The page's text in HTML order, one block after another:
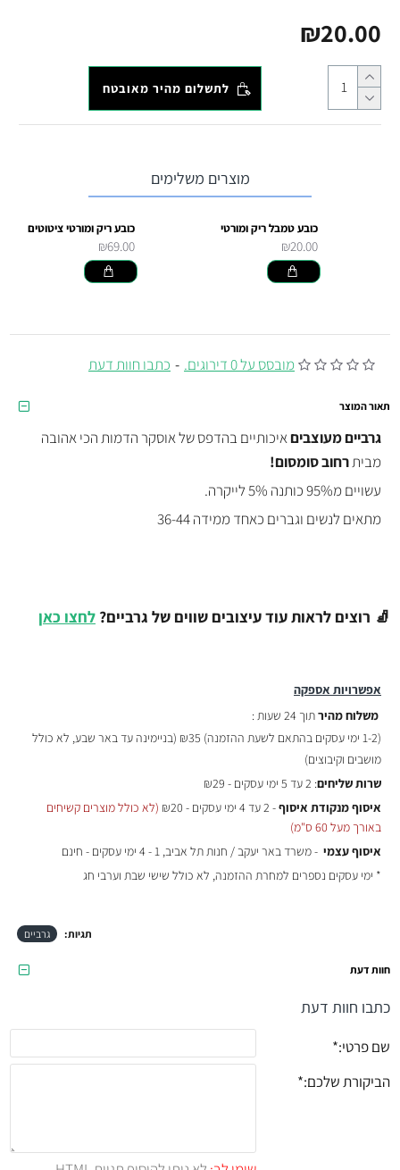
מובסס על 0 דירוגים. - כתבו חוות דעת
₪20.00
לתשלום מהיר מאובטח
מוצרים משלימים
כובע טמבל ריק ומורטי
₪20.00
כובע ריק ומורטי ציטוטים
₪69.00
אפשרויות אספקה
משלוח מהירתוך 24 שעות :
(1-2 ימי עסקים בהתאם לשעת ההזמנה)
₪35 (בניימינה עד באר שבע, לא כולל
מושבים וקיבוצים)
שרות שליחים: 2 עד 5 ימי עסקים - ₪29
איסוף מנקודת איסוף- 2 עד 4 ימי עסקים - ₪20
(לא כולל מוצרים קשיחים
באורך מעל 60 ס"מ)
איסוף עצמי - משרד באר יעקב / חנות תל אביב, 1 - 4 ימי עסקים - חינם
* ימי עסקים נספרים למחרת ההזמנה, לא כולל שישי שבת וערבי חג
🧦 רוצים לראות עוד עיצובים שווים של גרביים? לחצו כאן
תאור המוצר
גרביים מעוצביםאיכותיים בהדפס של אוסקר הדמות הכי אהובה
מביתרחוב סומסום!
עשויים מ95% כותנה 5% לייקרה.
מתאים לנשים וגברים כאחד ממידה 36-44
תגיות: גרביים
חוות דעת
כתבו חוות דעת
שם פרטי:
הביקורת שלכם: